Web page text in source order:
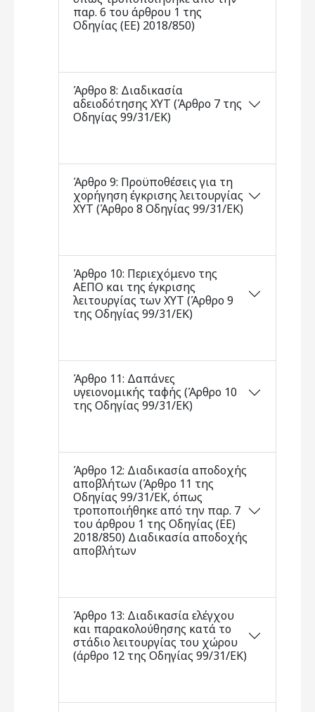
παρ. 6 του άρθρου 1 της
Οδηγίας (ΕΕ) 2018/850)
Άρθρο 8: Διαδικασία
αδειοδότησης ΧΥΤ (Άρθρο 7 της
Οδηγίας 99/31/ΕΚ)
Άρθρο 9: Προϋποθέσεις για τη
χορήγηση έγκρισης λειτουργίας
ΧΥΤ (Άρθρο 8 Οδηγίας 99/31/ΕΚ)
Άρθρο 10: Περιεχόμενο της
ΑΕΠΟ και της έγκρισης
λειτουργίας των ΧΥΤ (Άρθρο 9
της Οδηγίας 99/31/ΕΚ)
Άρθρο 11: Δαπάνες
υγειονομικής ταφής (Άρθρο 10
της Οδηγίας 99/31/ΕΚ)
Άρθρο 12: Διαδικασία αποδοχής
αποβλήτων (Άρθρο 11 της
Οδηγίας 99/31/ΕΚ, όπως
τροποποιήθηκε από την παρ. 7
του άρθρου 1 της Οδηγίας (ΕΕ)
2018/850) Διαδικασία αποδοχής
αποβλήτων
Άρθρο 13: Διαδικασία ελέγχου
και παρακολούθησης κατά το
στάδιο λειτουργίας του χώρου
(άρθρο 12 της Οδηγίας 99/31/ΕΚ)